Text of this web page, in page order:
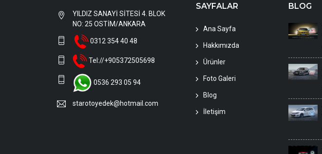
YILDIZ SANAYİ SİTESİ 4. BLOK
NO: 25 OSTİM/ANKARA
0312 354 40 48
Tel://+905372505698
0536 293 05 94
starotoyedek@hotmail.com
SAYFALAR
Ana Sayfa
Hakkımızda
Ürünler
Foto Galeri
Blog
İletişim
BLOG